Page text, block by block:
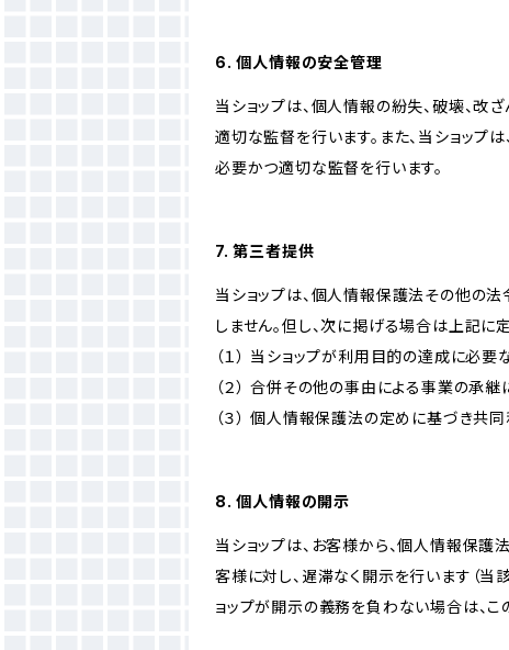
6. 個人情報の安全管理
当ショップは、個人情報の紛失、破壊、改
適切な監督を行います。また、当ショッ
必要かつ適切な監督を行います。
7. 第三者提供
当ショップは、個人情報保護法その他の
しません。但し、次に掲げる場合は上記
（１） 当ショップが利用目的の達成に必
（２） 合併その他の事由による事業の承
（３） 個人情報保護法の定めに基づき共
8. 個人情報の開示
当ショップは、お客様から、個人情報保
客様に対し、遅滞なく開示を行います（当
ョップが開示の義務を負わない場合は、こ